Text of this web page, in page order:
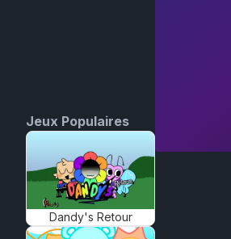
Jeux Populaires
Dandy's Retour